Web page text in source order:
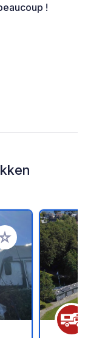
!
toe aan je